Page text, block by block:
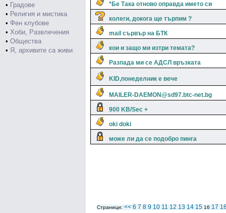
• Градове
• Религия и мистика
• Фен клубове
• Хоби, Развлечения
• Общества
• Я, архивите са живи
*Бе Така отново оправда името си
колеги, докога ще търпим ?
mail сървър на БТК
кои и защо ми изтри темата?
Разпада ми се АДСЛ връзката
KID,понеделник е вече
MAILER-DAEMON@sd97.btc-net.bg
900 KB/Sec +
oki doki
може ли да се подобро пинга
Страници: << 6 7 8 9 10 11 12 13 14 15 16 17